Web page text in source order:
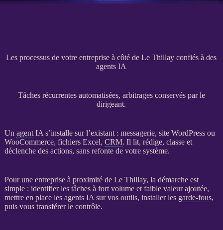
Les processus de votre entreprise à côté de Le Thillay confiés à des
agents IA
Tâches récurrentes automatisées, arbitrages conservés par le
dirigeant.
Un agent IA s’installe sur l’existant : messagerie, site WordPressou
WooCommerce, fichiers Excel, CRM. Il lit, rédige, classe et
déclenche des actions, sans refonte de votre système.
Pour une entreprise à proximité de Le Thillay, la démarche est
simple : identifier les tâches à fort volume et faible valeur ajoutée,
mettre en place les agents IA sur vos outils, installer les garde-fous,
puis vous transférer le contrôle.